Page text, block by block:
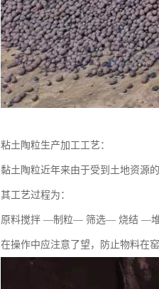
粘土陶粒生产加工工艺：
黏土陶粒近年来由于受到土地资源
其工艺过程为：
原料搅拌 —制粒— 筛选— 烧结 —堆
在操作中应注意了望，防止物料在